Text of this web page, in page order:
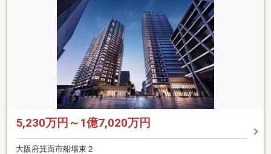
5,230万円～1億7,020万円
大阪府箕面市船場東２